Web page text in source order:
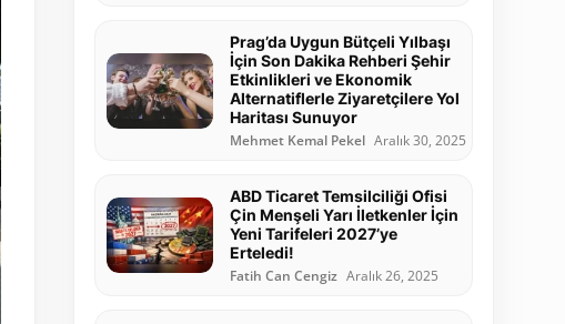
Prag’da Uygun Bütçeli Yılbaşı
İçin Son Dakika Rehberi Şehir
Etkinlikleri ve Ekonomik
Alternatiflerle Ziyaretçilere Yol
Haritası Sunuyor
Mehmet Kemal Pekel Aralık 30, 2025
ABD Ticaret Temsilciliği Ofisi
Çin Menşeli Yarı İletkenler İçin
Yeni Tarifeleri 2027’ye
Erteledi!
Fatih Can Cengiz Aralık 26, 2025